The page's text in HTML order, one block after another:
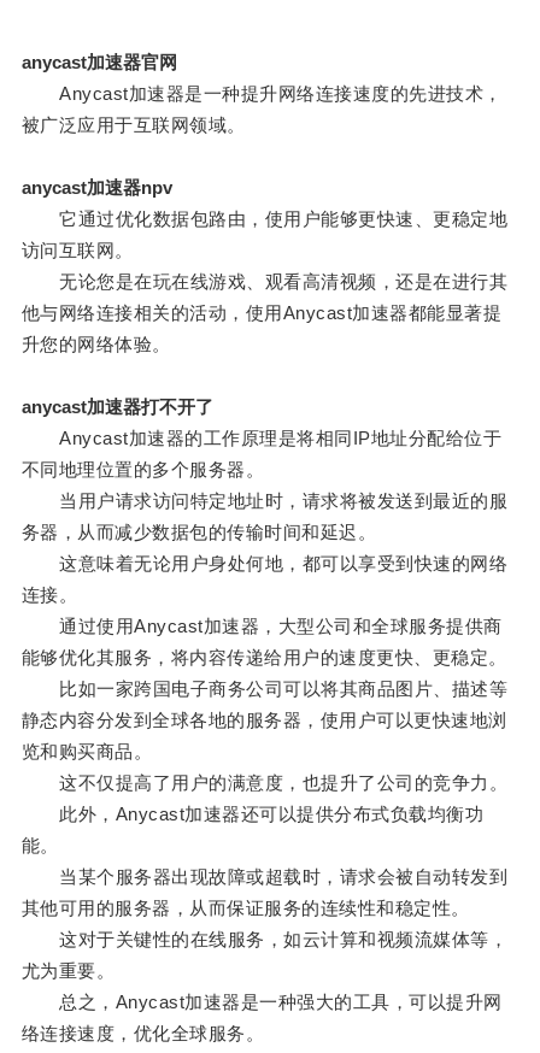
anycast加速器官网
Anycast加速器是一种提升网络连接速度的先进技术，
被广泛应用于互联网领域。
anycast加速器npv
它通过优化数据包路由，使用户能够更快速、更稳定地
访问互联网。
无论您是在玩在线游戏、观看高清视频，还是在进行其
他与网络连接相关的活动，使用Anycast加速器都能显著提
升您的网络体验。
anycast加速器打不开了
Anycast加速器的工作原理是将相同IP地址分配给位于
不同地理位置的多个服务器。
当用户请求访问特定地址时，请求将被发送到最近的服
务器，从而减少数据包的传输时间和延迟。
这意味着无论用户身处何地，都可以享受到快速的网络
连接。
通过使用Anycast加速器，大型公司和全球服务提供商
能够优化其服务，将内容传递给用户的速度更快、更稳定。
比如一家跨国电子商务公司可以将其商品图片、描述等
静态内容分发到全球各地的服务器，使用户可以更快速地浏
览和购买商品。
这不仅提高了用户的满意度，也提升了公司的竞争力。
此外，Anycast加速器还可以提供分布式负载均衡功
能。
当某个服务器出现故障或超载时，请求会被自动转发到
其他可用的服务器，从而保证服务的连续性和稳定性。
这对于关键性的在线服务，如云计算和视频流媒体等，
尤为重要。
总之，Anycast加速器是一种强大的工具，可以提升网
络连接速度，优化全球服务。